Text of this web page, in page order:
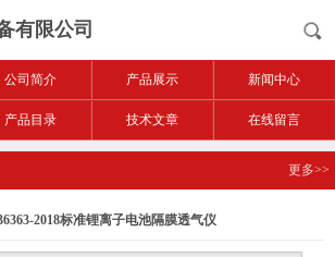
有限公司
公司简介 产品展示 新闻中心
产品目录 技术文章 在线留言
更多>>
2018标准锂离子电池隔膜透气仪